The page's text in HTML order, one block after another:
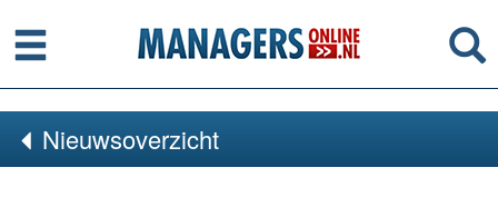
Menu
Nieuwsoverzicht